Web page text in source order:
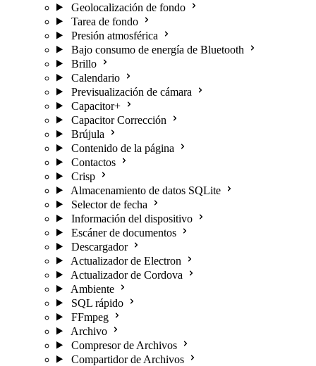
Geolocalización de fondo
Tarea de fondo
Presión atmosférica
Bajo consumo de energía de Bluetooth
Brillo
Calendario
Previsualización de cámara
Capacitor+
Capacitor Corrección
Brújula
Contenido de la página
Contactos
Crisp
Almacenamiento de datos SQLite
Selector de fecha
Información del dispositivo
Escáner de documentos
Descargador
Actualizador de Electron
Actualizador de Cordova
Ambiente
SQL rápido
FFmpeg
Archivo
Compresor de Archivos
Compartidor de Archivos